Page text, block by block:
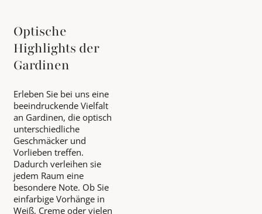
Optische
Highlights der
Gardinen
Erleben Sie bei uns eine
beeindruckende Vielfalt
an Gardinen, die optisch
unterschiedliche
Geschmäcker und
Vorlieben treffen.
Dadurch verleihen sie
jedem Raum eine
besondere Note. Ob Sie
einfarbige Vorhänge in
Weiß, Creme oder vielen